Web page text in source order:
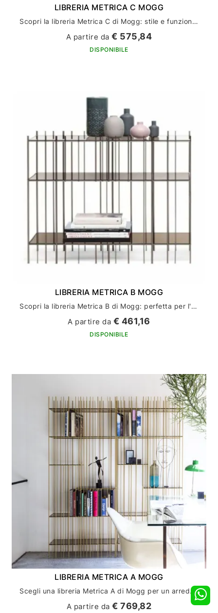
LIBRERIA METRICA C MOGG
Scopri la libreria Metrica C di Mogg: stile e funzionalità per l'arredamento della tua casa
A partire da€ 575,84
DISPONIBILE
LIBRERIA METRICA B MOGG
Scopri la libreria Metrica B di Mogg: perfetta per l'arredamento della tua casa
A partire da € 461,16
DISPONIBILE
LIBRERIA METRICA A MOGG
Scegli una libreria Metrica A di Mogg per un arredamento casa unico e di design
A partire da€ 769,82